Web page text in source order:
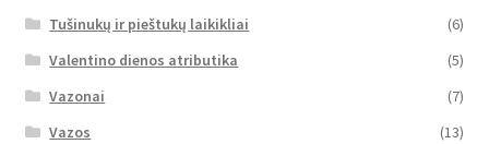
Tušinukų ir pieštukų laikikliai
(6)
Valentino dienos atributika
(5)
Vazonai
(7)
Vazos
(13)